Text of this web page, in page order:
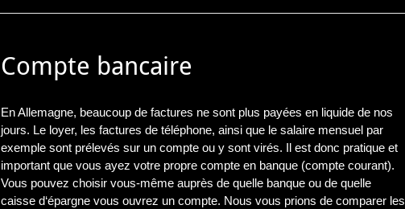
Compte bancaire
En Allemagne, beaucoup de factures ne sont plus payées en liquide de nos
jours. Le loyer, les factures de téléphone, ainsi que le salaire mensuel par
exemple sont prélevés sur un compte ou y sont virés. Il est donc pratique et
important que vous ayez votre propre compte en banque (compte courant).
Vous pouvez choisir vous-même auprès de quelle banque ou de quelle
caisse d‘épargne vous ouvrez un compte. Nous vous prions de comparer les